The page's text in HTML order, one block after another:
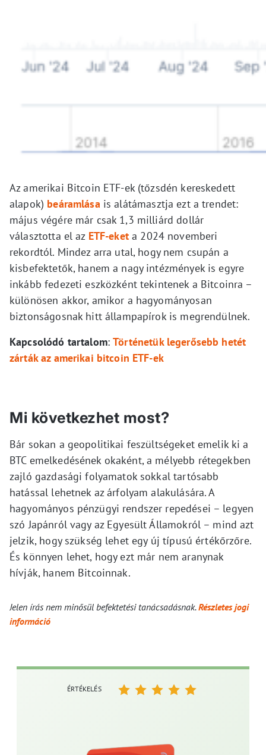
Az amerikai Bitcoin ETF-ek (tőzsdén kereskedett
alapok) beáramlása is alátámasztja ezt a trendet:
május végére már csak 1,3 milliárd dollár
választotta el az ETF-eketa 2024 novemberi
rekordtól. Mindez arra utal, hogy nem csupán a
kisbefektetők, hanem a nagy intézmények is egyre
inkább fedezeti eszközként tekintenek a Bitcoinra –
különösen akkor, amikor a hagyományosan
biztonságosnak hitt állampapírok is megrendülnek.
Kapcsolódó tartalom:Történetük legerősebb hetét
zárták az amerikai bitcoin ETF-ek
Mi következhet most?
Bár sokan a geopolitikai feszültségeket emelik ki a
BTC emelkedésének okaként, a mélyebb rétegekben
zajló gazdasági folyamatok sokkal tartósabb
hatással lehetnek az árfolyam alakulására. A
hagyományos pénzügyi rendszer repedései – legyen
szó Japánról vagy az Egyesült Államokról – mind azt
jelzik, hogy szükség lehet egy új típusú értékőrzőre.
És könnyen lehet, hogy ezt már nem aranynak
hívják, hanem Bitcoinnak.
Jelen írás nem minősül befektetési tanácsadásnak.Részletes jogi
információ
ÉRTÉKELÉS